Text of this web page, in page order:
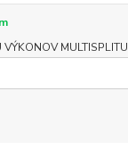
VÝKONOV MULTISPLITU